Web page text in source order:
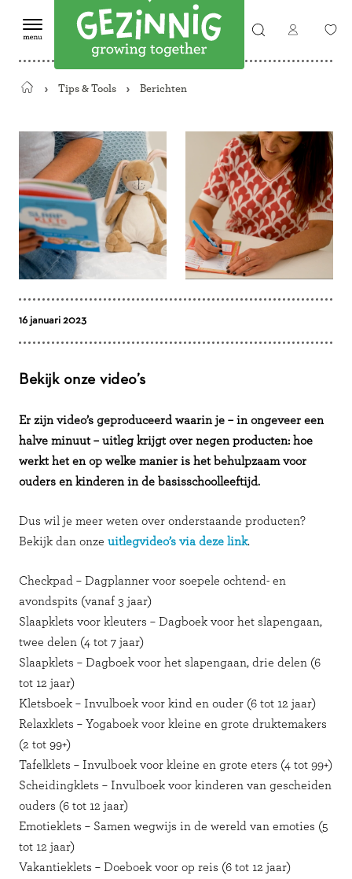
Terug
startpagina
Tips & Tools Berichten
16 januari 2023
Bekijk onze video’s
Er zijn video’s geproduceerd waarin je – in ongeveer een
halve minuut – uitleg krijgt over negen producten: hoe
werkt het en op welke manier is het behulpzaam voor
ouders en kinderen in de basisschoolleeftijd.
Dus wil je meer weten over onderstaande producten?
Bekijk dan onze uitlegvideo’s via deze link.
Checkpad – Dagplanner voor soepele ochtend- en
avondspits (vanaf 3 jaar)
Slaapklets voor kleuters – Dagboek voor het slapengaan,
twee delen (4 tot 7 jaar)
Slaapklets – Dagboek voor het slapengaan, drie delen (6
tot 12 jaar)
Kletsboek – Invulboek voor kind en ouder (6 tot 12 jaar)
Relaxklets – Yogaboek voor kleine en grote druktemakers
(2 tot 99+)
Tafelklets – Invulboek voor kleine en grote eters (4 tot 99+)
Scheidingklets – Invulboek voor kinderen van gescheiden
ouders (6 tot 12 jaar)
Emotieklets – Samen wegwijs in de wereld van emoties (5
tot 12 jaar)
Vakantieklets – Doeboek voor op reis (6 tot 12 jaar)